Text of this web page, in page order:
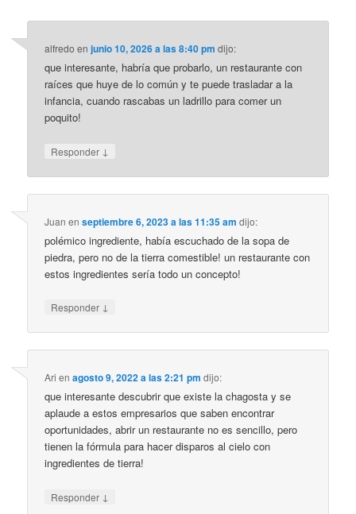
alfredo enjunio 10, 2026 a las 8:40 pm dijo:
que interesante, habría que probarlo, un restaurante con
raíces que huye de lo común y te puede trasladar a la
infancia, cuando rascabas un ladrillo para comer un
poquito!
Responder ↓
Juan enseptiembre 6, 2023 a las 11:35 am dijo:
polémico ingrediente, había escuchado de la sopa de
piedra, pero no de la tierra comestible! un restaurante con
estos ingredientes sería todo un concepto!
Responder ↓
Ari enagosto 9, 2022 a las 2:21 pm dijo:
que interesante descubrir que existe la chagosta y se
aplaude a estos empresarios que saben encontrar
oportunidades, abrir un restaurante no es sencillo, pero
tienen la fórmula para hacer disparos al cielo con
ingredientes de tierra!
Responder ↓